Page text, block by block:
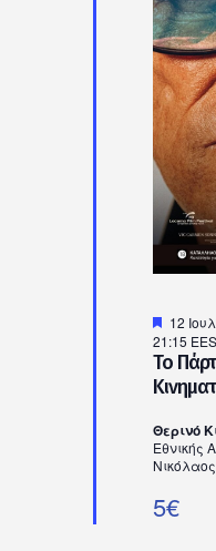
Το
12
21:15
Θερινό
Εθνικής
Νικόλαος
5€